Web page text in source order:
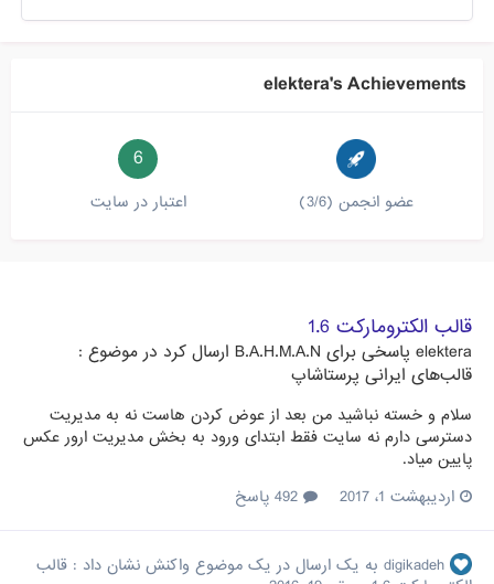
elektera's Achievements
عضو انجمن (3/6)
6
اعتبار در سایت
قالب الکترومارکت 1.6
elektera پاسخی برای B.A.H.M.A.N ارسال کرد در موضوع :
قالب‌های ایرانی پرستاشاپ
سلام و خسته نباشید من بعد از عوض کردن هاست نه به مدیریت
دسترسی دارم نه سایت فقط ابتدای ورود به بخش مدیریت ارور عکس
پایین میاد.
اردیبهشت 1، 2017
digikadeh به یک ارسال در یک موضوع واکنش نشان داد : قالب